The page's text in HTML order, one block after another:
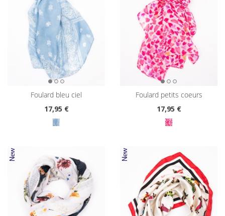
foulard bleu ciel
17,95 €
foulard petits coeurs
17,95 €